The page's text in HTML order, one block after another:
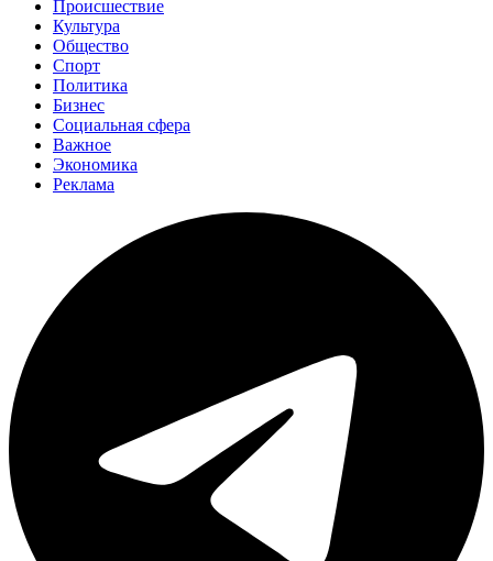
Происшествие
Культура
Общество
Спорт
Политика
Бизнес
Социальная сфера
Важное
Экономика
Реклама